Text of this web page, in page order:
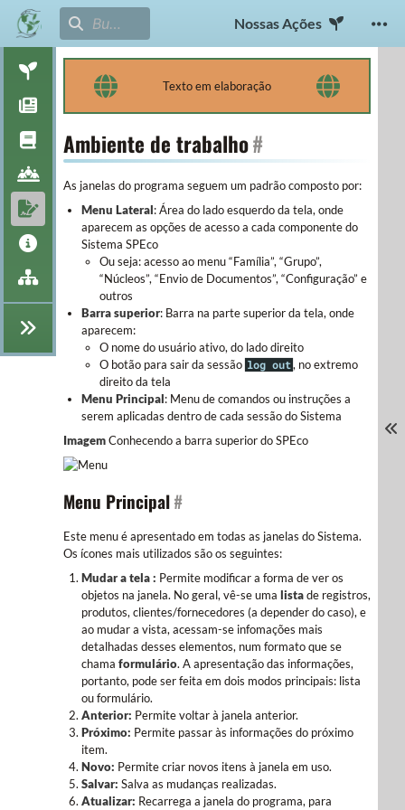
Nossas Ações
Texto em elaboração
Ambiente de trabalho#
As janelas do programa seguem um padrão composto por:
Menu Lateral: Área do lado esquerdo da tela, onde
aparecem as opções de acesso a cada componente do
Sistema SPEco
Ou seja: acesso ao menu “Família”, “Grupo”,
“Núcleos”, “Envio de Documentos”, “Configuração” e
outros
Barra superior: Barra na parte superior da tela, onde
aparecem:
O nome do usuário ativo, do lado direito
O botão para sair da sessão log out, no extremo
direito da tela
Menu Principal: Menu de comandos ou instruções a
serem aplicadas dentro de cada sessão do Sistema
ImagemConhecendo a barra superior do SPEco
Menu Principal#
Este menu é apresentado em todas as janelas do Sistema.
Os ícones mais utilizados são os seguintes:
Mudar a tela : Permite modificar a forma de ver os
objetos na janela. No geral, vê-se uma listade registros,
produtos, clientes/fornecedores (a depender do caso), e
ao mudar a vista, acessam-se infomações mais
detalhadas desses elementos, num formato que se
chama formulário. A apresentação das informações,
portanto, pode ser feita em dois modos principais: lista
ou formulário.
Anterior: Permite voltar à janela anterior.
Próximo: Permite passar às informações do próximo
item.
Novo: Permite criar novos itens à janela em uso.
Salvar: Salva as mudanças realizadas.
Atualizar: Recarrega a janela do programa, para